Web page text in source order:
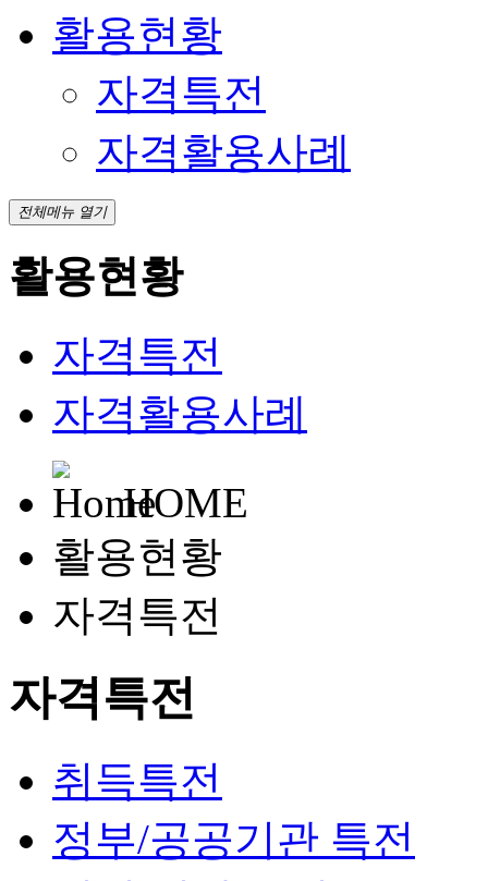
활용현황
자격특전
자격활용사례
전체메뉴 열기
활용현황
자격특전
자격활용사례
HOME
활용현황
자격특전
자격특전
취득특전
정부/공공기관 특전